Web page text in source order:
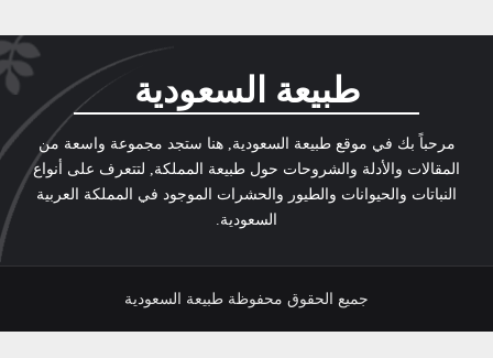
طبيعة السعودية
مرحباً بك في موقع طبيعة السعودية, هنا ستجد مجموعة واسعة من
المقالات والأدلة والشروحات حول طبيعة المملكة, لتتعرف على أنواع
النباتات والحيوانات والطيور والحشرات الموجود في المملكة العربية
السعودية.
جميع الحقوق محفوظة طبيعة السعودية